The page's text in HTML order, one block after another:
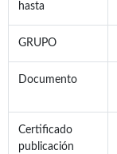
hasta
GRUPO
Documento
Certificado
publicación